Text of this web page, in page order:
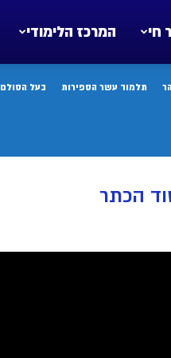
המרכז הלימודי חי
תלמוד עשר הספירות בעל הסולם
הכתר